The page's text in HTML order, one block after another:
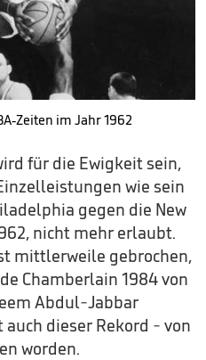
Zeiten im Jahr 1962
für die Ewigkeit sein,
wie sein
gegen die New
nicht mehr erlaubt.
mittlerweile gebrochen,
Chamberlain 1984 von
Abdul-Jabbar
dieser Rekord - von
worden.